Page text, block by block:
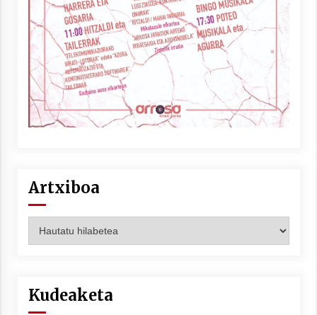
Artxiboa
Kudeaketa